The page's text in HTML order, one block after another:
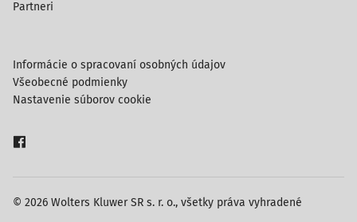
Partneri
© 2026 Wolters Kluwer SR s. r. o., všetky práva vyhradené
Informácie o spracovaní osobných údajov
Všeobecné podmienky
Nastavenie súborov cookie